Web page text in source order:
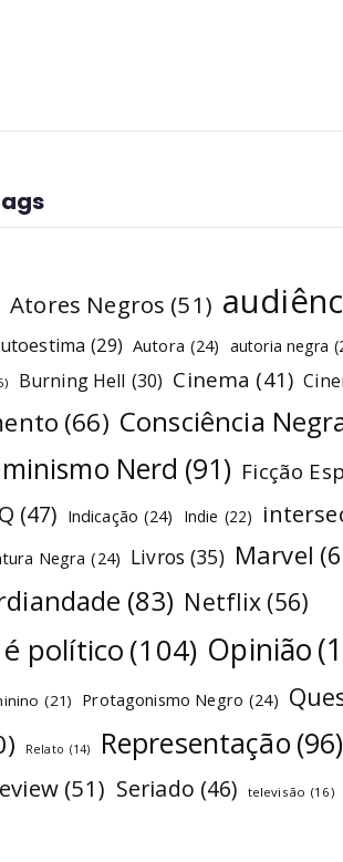
Atores Negros (51)
(29) Autora (24) autoria negra
Burning Hell (30) Cinema (41)
(66) Consciência
Nerd (91) Ficção
(47) Indicação (24) Indie (22)
Negra (24) Livros (35) Marvel
(83) Netflix (56)
político(104) Opinião
(21) Protagonismo Negro (24)
Relato (14) Representação (96)
(51) Seriado (46) televisão (16)